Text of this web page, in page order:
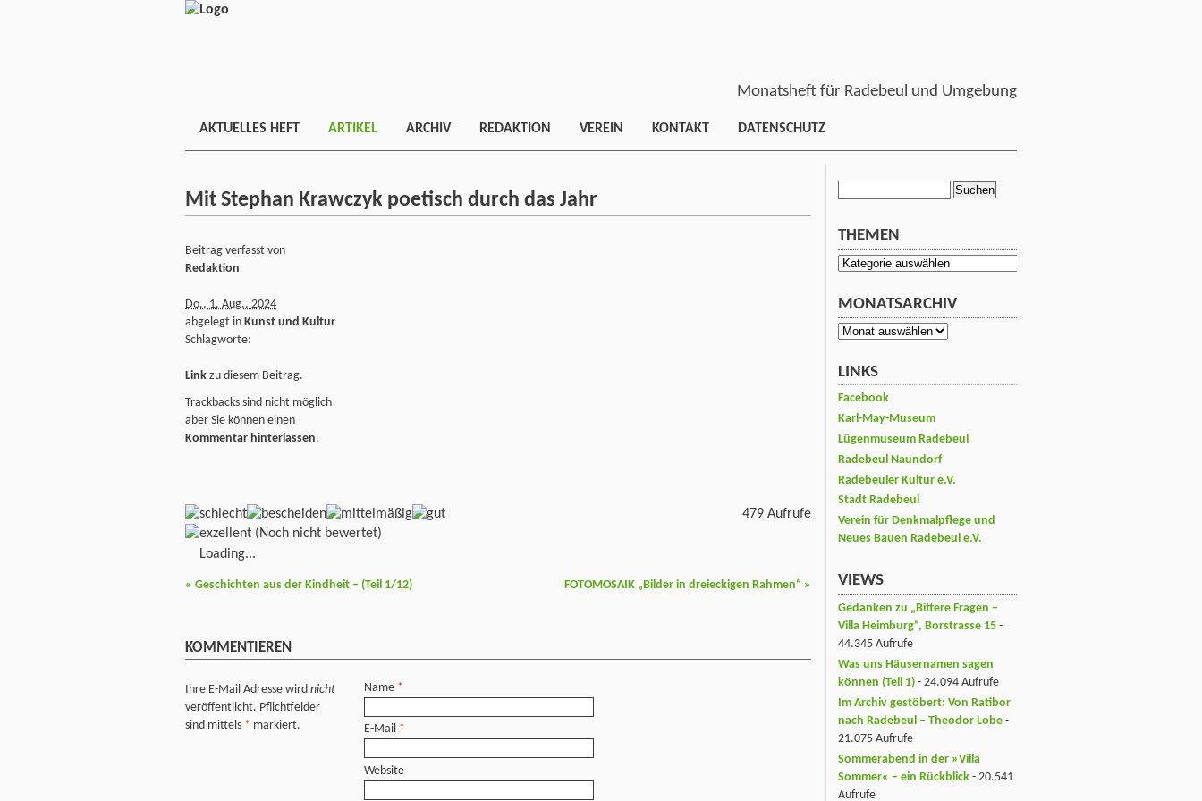
Monatsheft für Radebeul und Umgebung
AKTUELLES HEFT ARTIKEL ARCHIV REDAKTION VEREIN KONTAKT DATENSCHUTZ
Mit Stephan Krawczyk poetisch durch das Jahr
Beitrag verfasst von
Redaktion
Do., 1. Aug.. 2024
abgelegt in Kunst und Kultur
Schlagworte:
Link zu diesem Beitrag.
Trackbacks sind nicht möglich
aber Sie können einen
Kommentar hinterlassen.
(Noch nicht bewertet)
Loading...
479 Aufrufe
« Geschichten aus der Kindheit – (Teil 1/12) FOTOMOSAIK „Bilder in dreieckigen Rahmen“ »
KOMMENTIEREN
Ihre E-Mail Adresse wird nicht
veröffentlicht. Pflichtfelder
sind mittels * markiert.
Name *
E-Mail *
Website
THEMEN
Themen
MONATSARCHIV
Monatsarchiv
LINKS
Facebook
Karl-May-Museum
Lügenmuseum Radebeul
Radebeul Naundorf
Radebeuler Kultur e.V.
Stadt Radebeul
Verein für Denkmalpflege und
Neues Bauen Radebeul e.V.
VIEWS
Gedanken zu „Bittere Fragen –
Villa Heimburg“, Borstrasse 15 -
44.345 Aufrufe
Was uns Häusernamen sagen
können (Teil 1) - 24.094 Aufrufe
Im Archiv gestöbert: Von Ratibor
nach Radebeul – Theodor Lobe -
21.075 Aufrufe
Sommerabend in der »Villa
Sommer« – ein Rückblick - 20.541
Aufrufe